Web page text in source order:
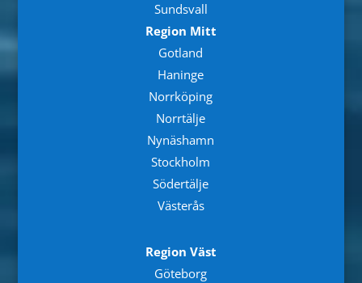
Sundsvall
Region Mitt
Gotland
Haninge
Norrköping
Norrtälje
Nynäshamn
Stockholm
Södertälje
Västerås
Region Väst
Göteborg